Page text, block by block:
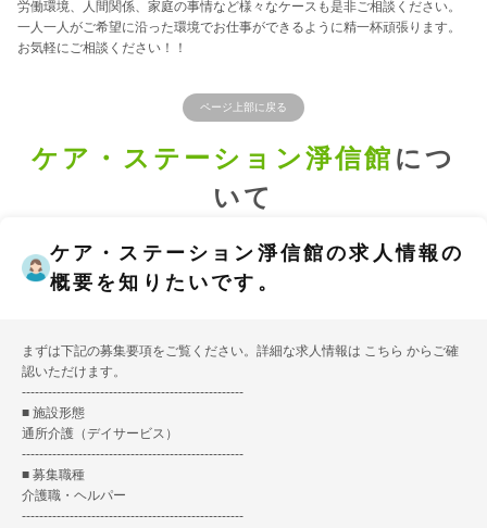
労働環境、人間関係、家庭の事情など様々なケースも是非ご相談ください。
一人一人がご希望に沿った環境でお仕事ができるように精一杯頑張ります。
お気軽にご相談ください！！
ページ上部に戻る
ケア・ステーション淨信館 につ
いて
ケア・ステーション淨信館の求人情報の
概要を知りたいです。
まずは下記の募集要項をご覧ください。詳細な求人情報は こちら からご確
認いただけます。
---------------------------------------------------
■ 施設形態
通所介護（デイサービス）
---------------------------------------------------
■ 募集職種
介護職・ヘルパー
---------------------------------------------------